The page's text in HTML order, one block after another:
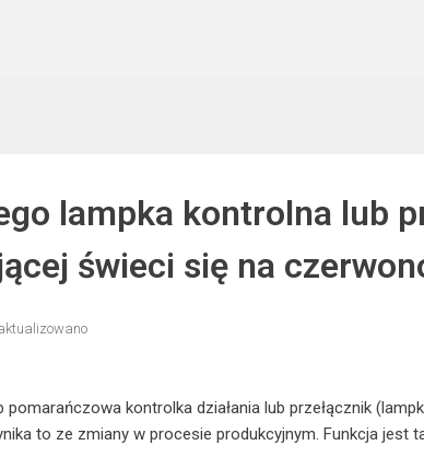
lampka kontrolna lub
świeci się na
pomarańczowa kontrolka działania lub przełącznik
to ze zmiany w procesie produkcyjnym. Funkcja jest